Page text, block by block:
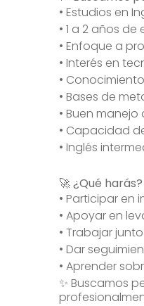
• Estudios en
• 1 a 2 años
• Enfoque a
• Interés en
•
• Bases de
• Buen
• Capacidad
• Inglés
🚀 ¿Qué harás?
• Participar
• Apoyar en
• Trabajar
• Dar
• Aprender
✨ Buscamos